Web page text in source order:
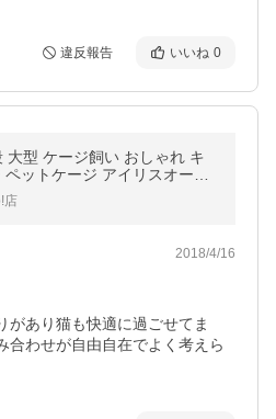
違反報告 いいね 0
ットケージ アイリスオーヤ
ョンサークル スペース付き
店
2018/4/16
があり猫も快適に過ごせてま
合わせが自由自在でよく考えら